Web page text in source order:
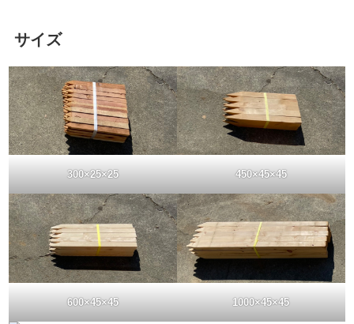
サイズ
300×25×25 450×45×45
600×45×45 1000×45×45